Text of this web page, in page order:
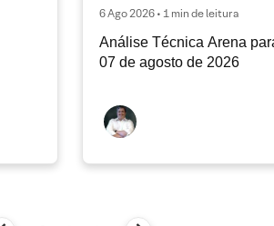
6 Ago 2026 • 1 min de leitura
Análise Técnica Arena
07 de agosto de 2026